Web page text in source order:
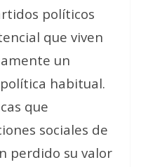
políticos
que viven
un
habitual.
que
sociales de
perdido su valor